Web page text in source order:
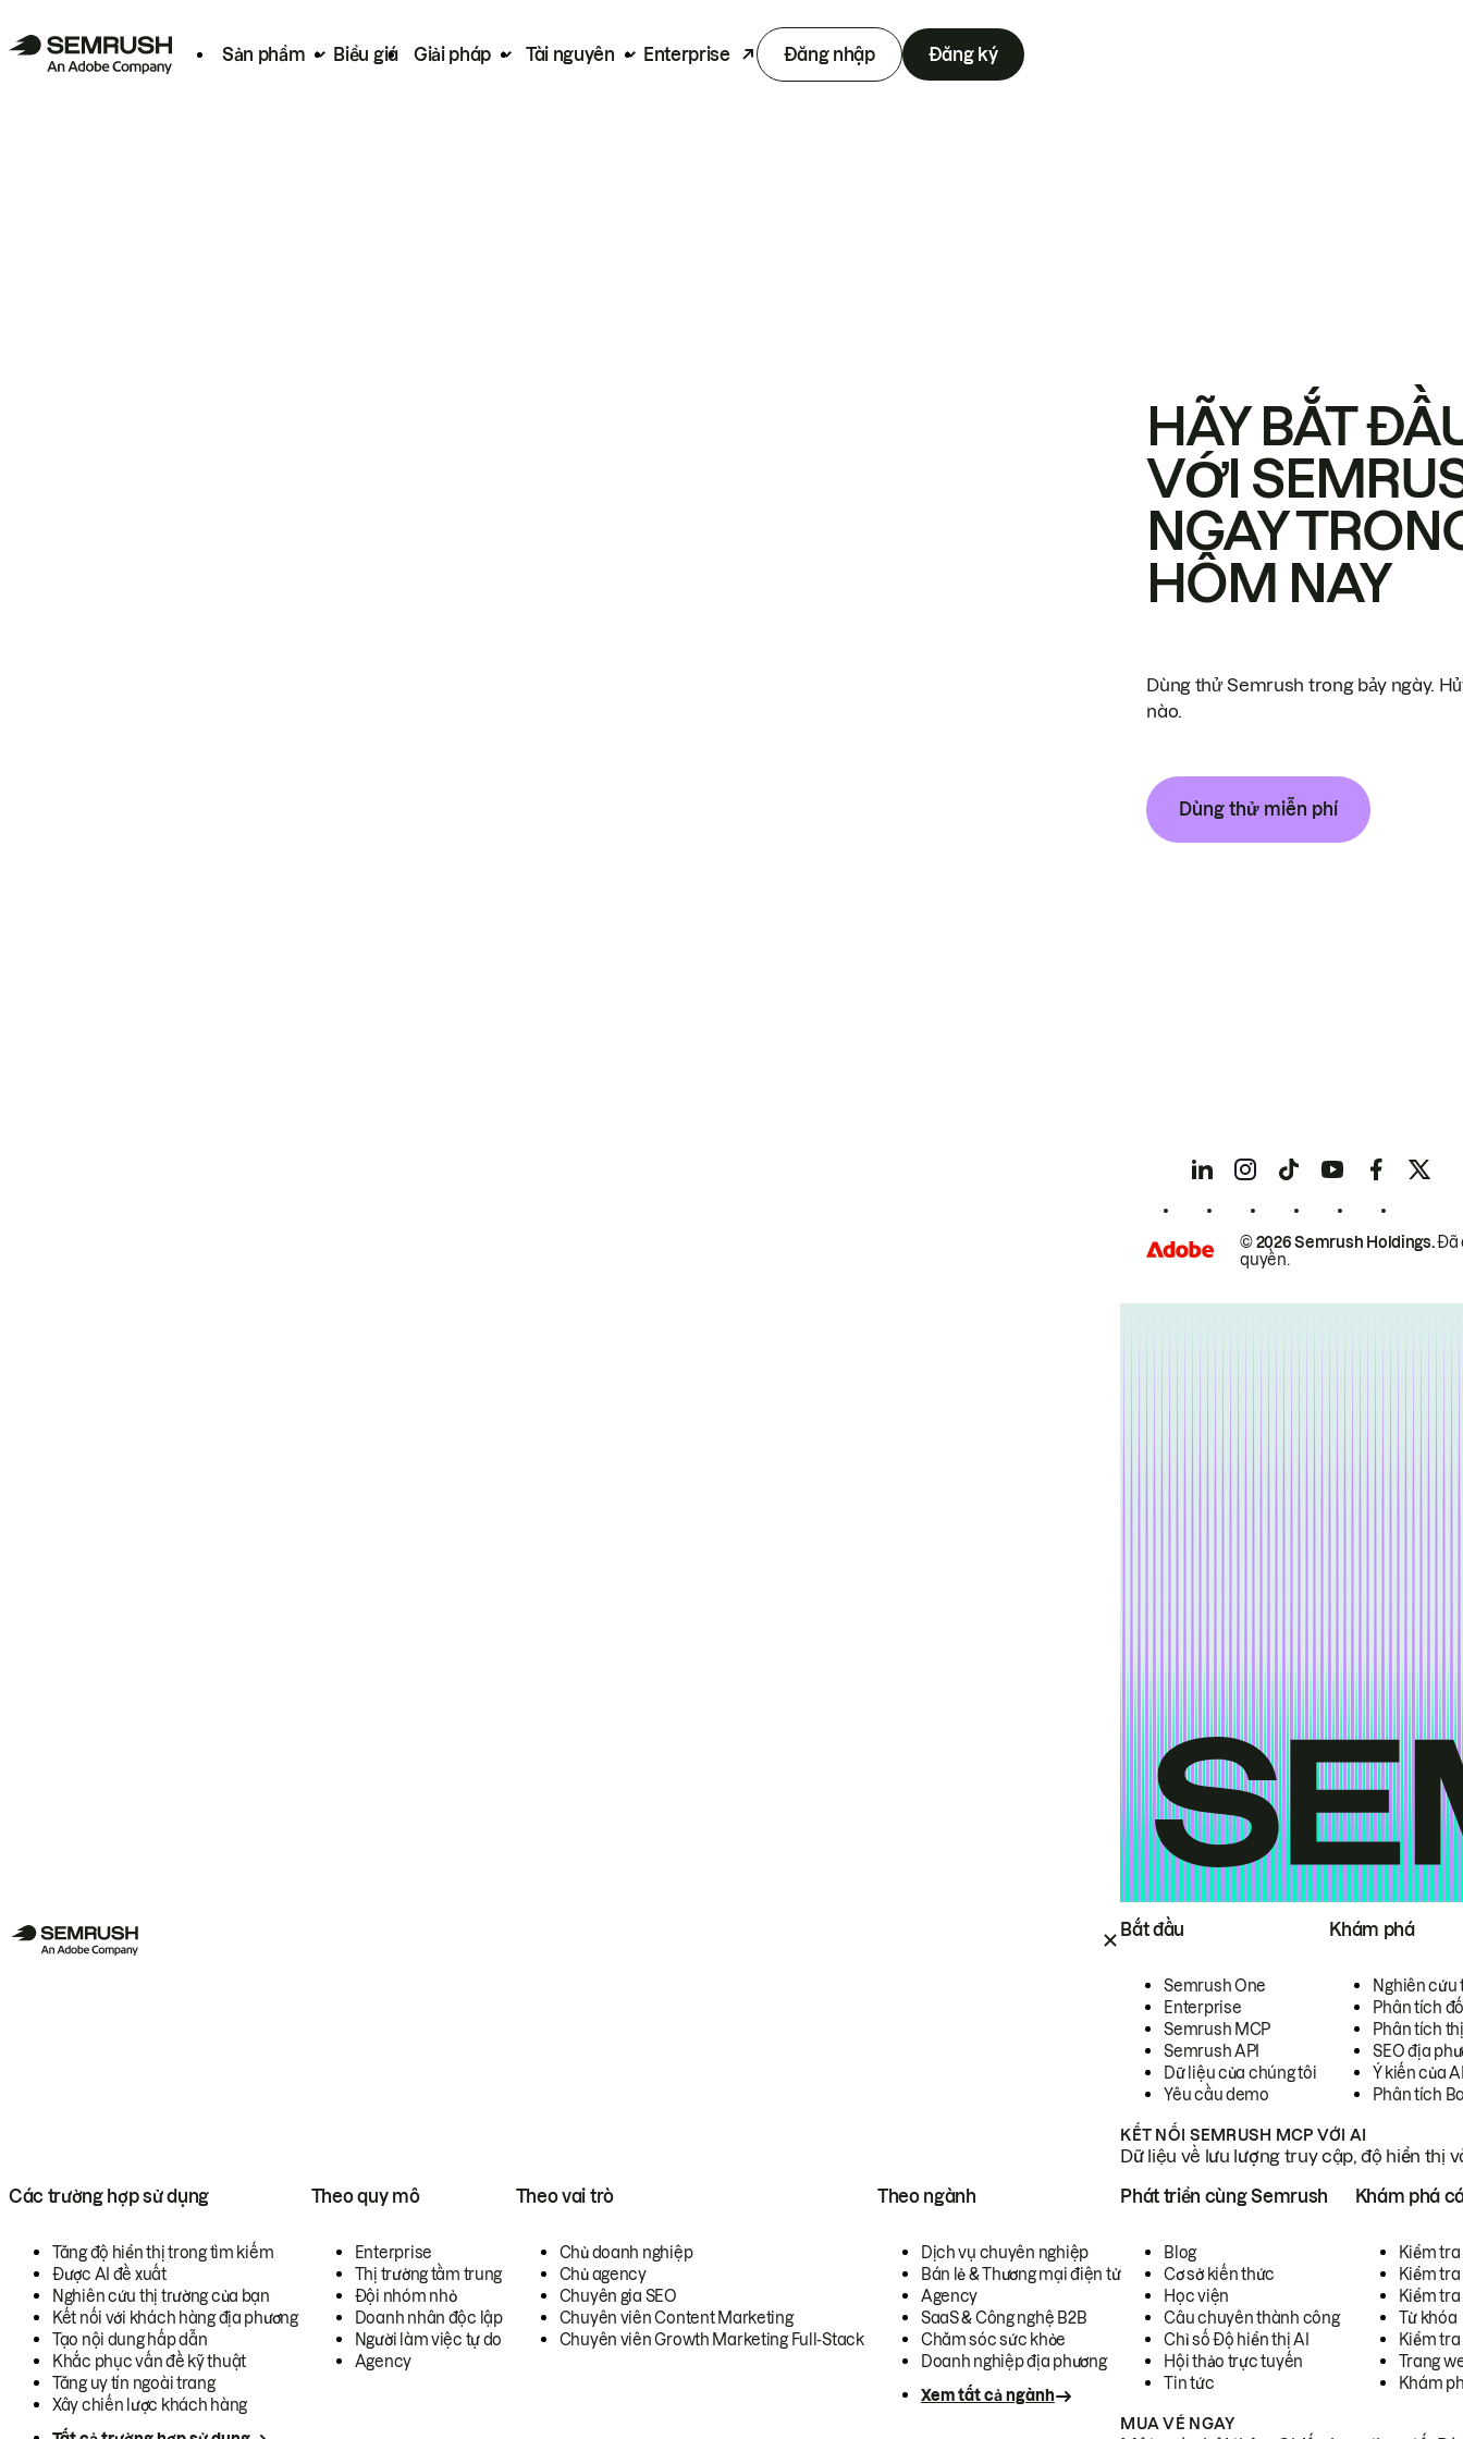
Sản phẩm Biểu giá Giải pháp Tài nguyên Enterprise Đăng nhập Đăng ký
Bắt đầu
Semrush One
Enterprise
Semrush MCP
Semrush API
Dữ liệu của chúng tôi
Yêu cầu demo
Khám phá
Nghiên cứu
Phân tích
Phân tích
SEO địa
Ý kiến của
Phân tích
KẾT NỐI SEMRUSH MCP VỚI AI
Dữ liệu về lưu lượng truy cập, độ hiển thị
Các trường hợp sử dụng
Tăng độ hiển thị trong tìm kiếm
Được AI đề xuất
Nghiên cứu thị trường của bạn
Kết nối với khách hàng địa phương
Tạo nội dung hấp dẫn
Khắc phục vấn đề kỹ thuật
Tăng uy tín ngoài trang
Xây chiến lược khách hàng
Theo quy mô
Enterprise
Thị trường tầm trung
Đội nhóm nhỏ
Doanh nhân độc lập
Người làm việc tự do
Agency
Theo vai trò
Chủ doanh nghiệp
Chủ agency
Chuyên gia SEO
Chuyên viên Content Marketing
Chuyên viên Growth Marketing Full-Stack
Theo ngành
Dịch vụ chuyên nghiệp
Bán lẻ & Thương mại điện tử
Agency
SaaS & Công nghệ B2B
Chăm sóc sức khỏe
Doanh nghiệp địa phương
Xem tất cả ngành
Phát triển cùng Semrush
Blog
Cơ sở kiến thức
Học viện
Câu chuyên thành công
Chỉ số Độ hiển thị AI
Hội thảo trực tuyến
Tin tức
Khám phá
Kiểm
Kiểm tra
Kiểm
Từ khóa
Kiểm
Trang
Khám
MUA VÉ NGAY
HÃY BẮT
VỚI
NGAY
HÔM NAY
Dùng thử Semrush trong bảy ngày.
nào.
Dùng thử miễn phí
© 2026 Semrush Holdings.Đã
quyền.